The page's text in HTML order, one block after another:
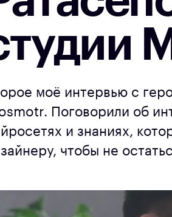
моё интервью с
Поговорили об
и знаниях,
чтобы не